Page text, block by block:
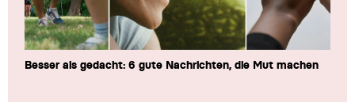
Besser als gedacht: 6 gute Nachrichten, die Mut machen